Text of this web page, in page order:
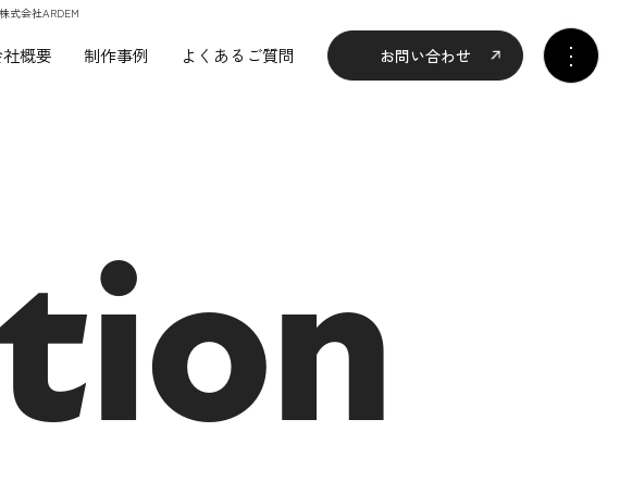
式会社ARDEM
概要 制作事例 よくあるご質問 お問い合わせ